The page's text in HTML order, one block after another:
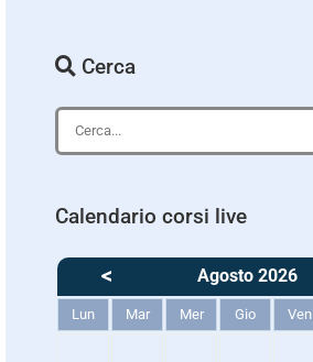
Cerca
Calendario corsi live
< Agosto 2026
Lun Mar Mer Gio Ven